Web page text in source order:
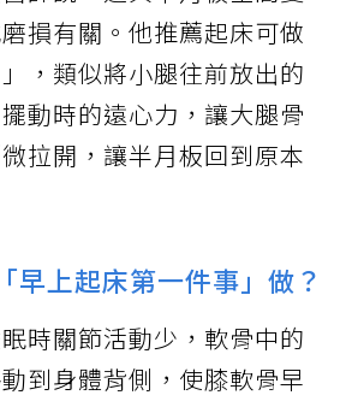
損有關。他推薦起床可做
，類似將小腿往前放出的
動時的遠心力，讓大腿骨
拉開，讓半月板回到原本
早上起床第一件事」做？
時關節活動少，軟骨中的
到身體背側，使膝軟骨早